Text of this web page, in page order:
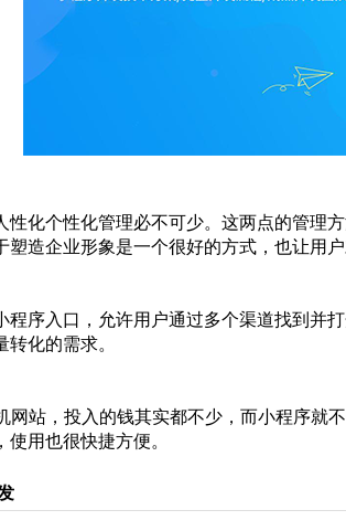
性化个性化管理必不可少。这两点的管理
造企业形象是一个很好的方式，也让用户
程序入口，允许用户通过多个渠道找到并
化的需求。
网站，投入的钱其实都不少，而小程序就
用也很快捷方便。